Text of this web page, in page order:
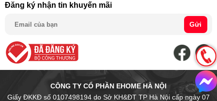
Đăng ký nhận tin khuyến mãi
Gửi
CÔNG TY CỔ PHẦN EHOME HÀ NỘI
Giấy ĐKKĐ số 0107498194 do Sở KH&ĐT TP Hà Nội cấp ngày 07